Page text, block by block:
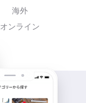
海外
オンライン